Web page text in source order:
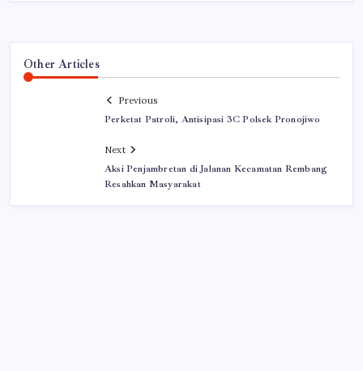
Other Articles
Previous
Perketat Patroli, Antisipasi 3C Polsek Pronojiwo
Next
Aksi Penjambretan di Jalanan Kecamatan Rembang
Resahkan Masyarakat